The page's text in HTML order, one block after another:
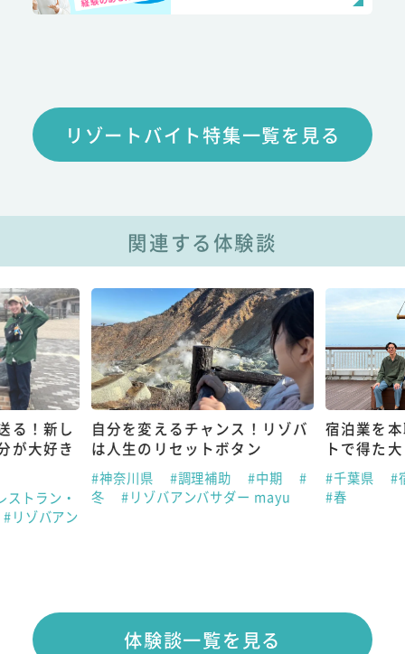
リゾートバイト特集一覧を見る
関連する体験談
る！新し
が大好き
ストラン・
#リゾバアン
自分を変えるチャンス！リゾバ
は人生のリセットボタン
#神奈川県 #調理補助 #中期
#
冬
#リゾバアンバサダー mayu
宿泊業を
トで得た
#千葉県
#
#春
体験談一覧を見る